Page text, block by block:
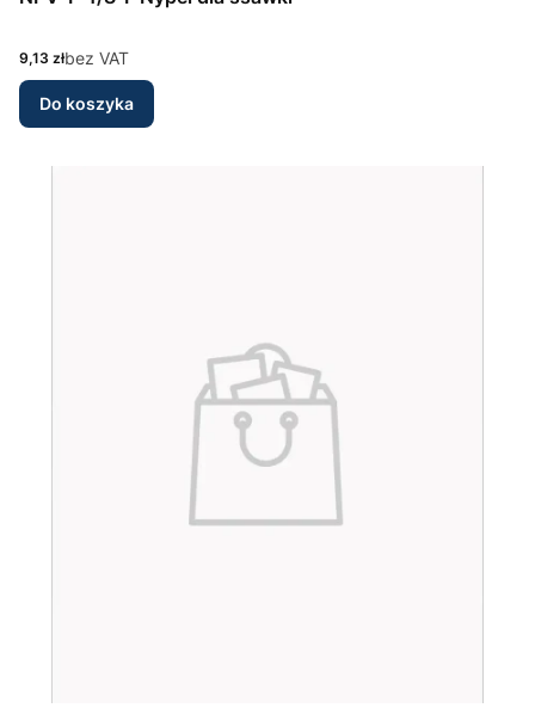
Cena
9,13 złbez VAT
Do koszyka